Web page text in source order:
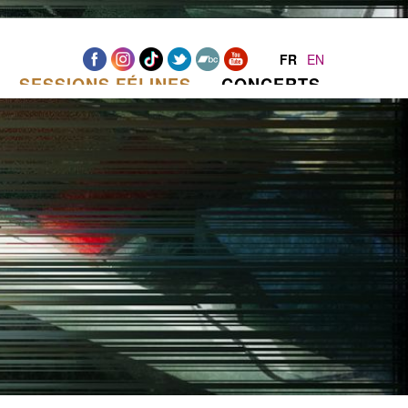
FR EN
SESSIONS FÉLINES CONCERTS